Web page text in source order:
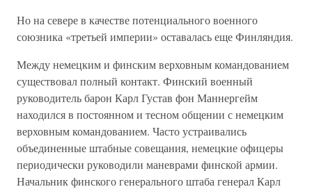
Но на севере в качестве потенциального военного
союзника «третьей империи» оставалась еще Финляндия.
Между немецким и финским верховным командованием
существовал полный контакт. Финский военный
руководитель барон Карл Густав фон Маннергейм
находился в постоянном и тесном общении с немецким
верховным командованием. Часто устраивались
объединенные штабные совещания, немецкие офицеры
периодически руководили маневрами финской армии.
Начальник финского генерального штаба генерал Карл